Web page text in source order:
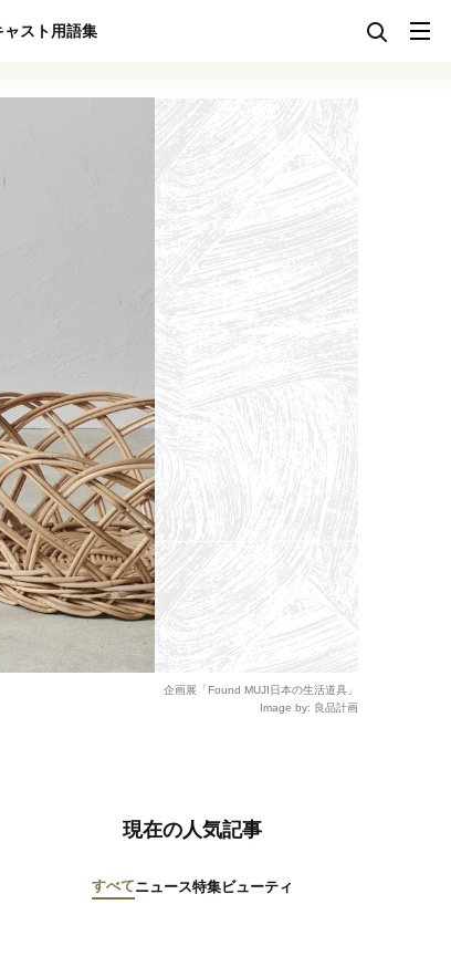
スト用語集
企画展「Found MUJI日本の生活道具」
Image by: 良品計画
現在の人気記事
すべてニュース特集ビューティ